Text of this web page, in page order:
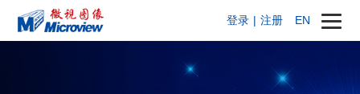
EN
登录 | 注册